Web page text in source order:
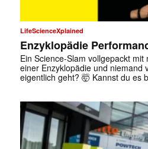
LifeScienceXplained
Enzyklopädie
Ein Science-Slam vollgepackt
einer Enzyklopädie und niemand
eigentlich geht? 🤯 Kannst du es